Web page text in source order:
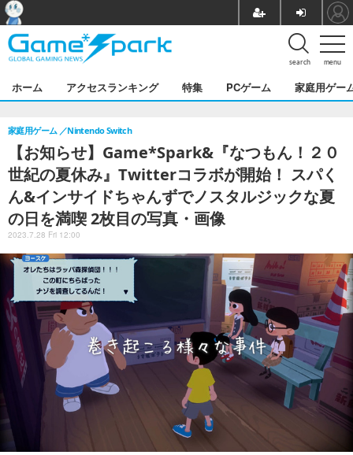
menu
search
ホーム アクセスランキング 特集 PCゲーム 家庭用ゲー
【お知らせ】Game*Spark&『なつもん！２０
世紀の夏休み』Twitterコラボが開始！ スパく
ん&インサイドちゃんずでノスタルジックな夏
の日を満喫 2枚目の写真・画像
家庭用ゲーム Nintendo Switch
2023.7.28 Fri 12:00